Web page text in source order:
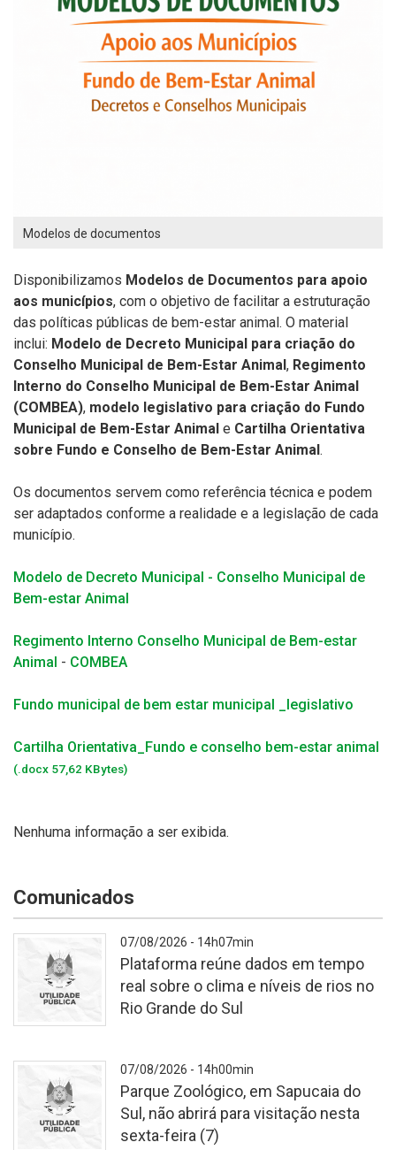
Modelos de documentos
Disponibilizamos Modelos de Documentos para apoio
aos municípios, com o objetivo de facilitar a estruturação
das políticas públicas de bem-estar animal. O material
inclui: Modelo de Decreto Municipal para criação do
Conselho Municipal de Bem-Estar Animal, Regimento
Interno do Conselho Municipal de Bem-Estar Animal
(COMBEA), modelo legislativo para criação do Fundo
Municipal de Bem-Estar Animal e Cartilha Orientativa
sobre Fundo e Conselho de Bem-Estar Animal.
Os documentos servem como referência técnica e podem
ser adaptados conforme a realidade e a legislação de cada
município.
Modelo de Decreto Municipal - Conselho Municipal de
Bem-estar Animal
Regimento Interno Conselho Municipal de Bem-estar
Animal - COMBEA
Fundo municipal de bem estar municipal _ legislativo
Cartilha Orientativa_Fundo e conselho bem-estar animal
(.docx 57,62 KBytes)
Nenhuma informação a ser exibida.
Comunicados
-
07/08/2026 - 14h07min
Plataforma reúne dados em tempo
real sobre o clima e níveis de rios no
Rio Grande do Sul
07/08/2026 - 14h00min
Parque Zoológico, em Sapucaia do
Sul, não abrirá para visitação nesta
sexta-feira (7)